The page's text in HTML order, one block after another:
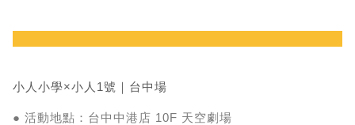
小人小學×小人1號｜台中場
● 活動地點：台中中港店 10F 天空劇場